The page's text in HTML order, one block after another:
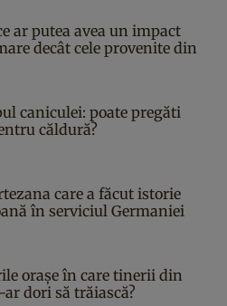
ar putea avea un impact
decât cele provenite din
caniculei: poate pregăti
căldură?
care a făcut istorie
în serviciul Germaniei
orașe în care tinerii din
dori să trăiască?